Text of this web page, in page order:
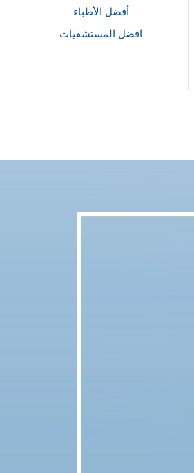
أفضل الأطباء
افضل المستشفيات